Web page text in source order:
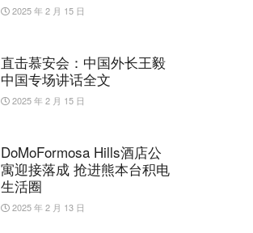
2025 年 2 月 15 日
直击慕安会：中国外长王毅
中国专场讲话全文
2025 年 2 月 15 日
DoMoFormosa Hills酒店公
寓迎接落成 抢进熊本台积电
生活圈
2025 年 2 月 13 日